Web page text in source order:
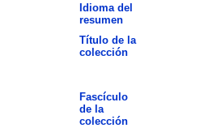
Idioma del
resumen
Título de la
colección
Fascículo
de la
colección